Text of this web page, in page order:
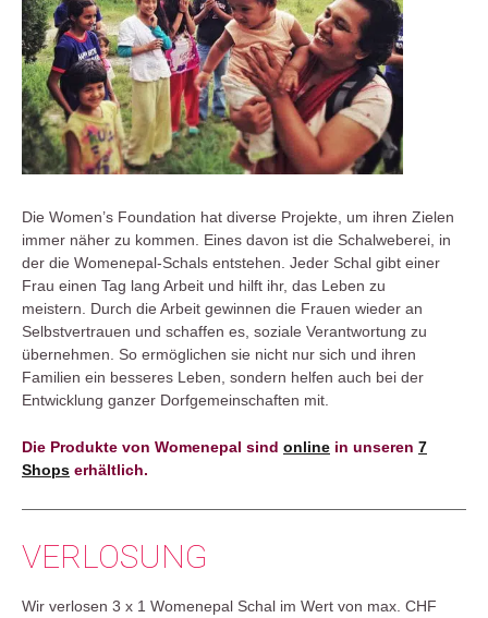
Die Women’s Foundation hat diverse Projekte, um ihren Zielen
immer näher zu kommen. Eines davon ist die Schalweberei, in
der die Womenepal-Schals entstehen. Jeder Schal gibt einer
Frau einen Tag lang Arbeit und hilft ihr, das Leben zu
meistern. Durch die Arbeit gewinnen die Frauen wieder an
Selbstvertrauen und schaffen es, soziale Verantwortung zu
übernehmen. So ermöglichen sie nicht nur sich und ihren
Familien ein besseres Leben, sondern helfen auch bei der
Entwicklung ganzer Dorfgemeinschaften mit.
Die Produkte von Womenepal sind online in unseren 7
Shops erhältlich.
VERLOSUNG
Wir verlosen 3 x 1 Womenepal Schal im Wert von max. CHF